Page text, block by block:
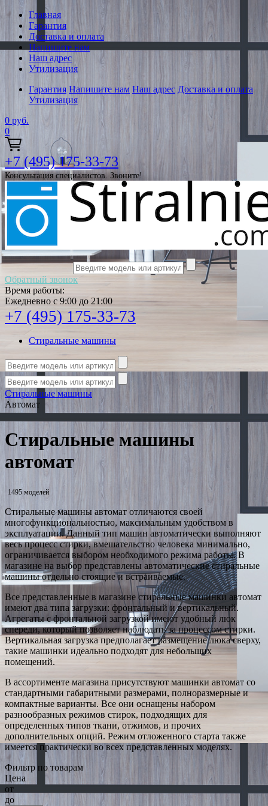
Главная
Гарантия
Доставка и оплата
Напишите нам
Наш адрес
Утилизация
Гарантия Напишите нам Наш адрес Доставка и оплата
Утилизация
0 руб.
0
+7 (495) 175-33-73
Консультация специалистов. Звоните!
Обратный звонок
Время работы:
Ежедневно с 9:00 до 21:00
+7 (495) 175-33-73
Стиральные машины
Стиральные машины
Автомат
Стиральные машины
автомат
1495 моделей
Стиральные машины автомат отличаются своей
многофункциональностью, максимальным удобством в
эксплуатации. Данный тип машин автоматически выполняют
весь процесс стирки, вмешательство человека минимально,
ограничивается выбором необходимого режима работы. В
магазине на выбор представлены автоматические стиральные
машины отдельно стоящие и встраиваемые.
Все представленные в магазине стиральные машинки автомат
имеют два типа загрузки: фронтальный и вертикальный.
Агрегаты с фронтальной загрузкой имеют удобный люк
спереди, который позволяет наблюдать за процессом стирки.
Вертикальная загрузка предполагает размещение люка сверху,
такие машинки идеально подходят для небольших
помещений.
В ассортименте магазина присутствуют машинки автомат со
стандартными габаритными размерами, полноразмерные и
компактные варианты. Все они оснащены набором
разнообразных режимов стирок, подходящих для
определенных типов ткани, отжимов, и прочих
дополнительных опций. Режим отложенного старта также
имеется практически во всех представленных моделях.
Фильтр по товарам
Цена
от
до